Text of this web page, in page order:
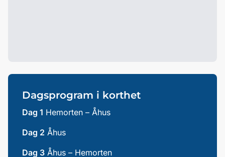
Dagsprogram i korthet
Dag 1 Hemorten – Åhus
Dag 2 Åhus
Dag 3 Åhus – Hemorten